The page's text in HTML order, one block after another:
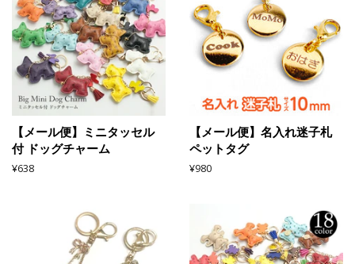
【メール便】ミニタッセル
付 ドッグチャーム
通
¥638
【メール便】名入れ迷子札
ペットタグ
通
¥980